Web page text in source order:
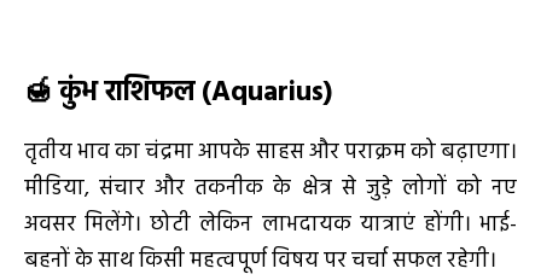
🍯कुंभ राशिफल (Aquarius)
तृतीय भाव का चंद्रमा आपके साहस और पराक्रम को बढ़ाएगा।
मीडिया, संचार और तकनीक के क्षेत्र से जुड़े लोगों को नए
अवसर मिलेंगे। छोटी लेकिन लाभदायक यात्राएं होंगी। भाई-
बहनों के साथ किसी महत्वपूर्ण विषय पर चर्चा सफल रहेगी।